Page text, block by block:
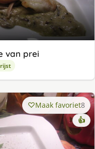
van prei
Maak favoriet8
👍